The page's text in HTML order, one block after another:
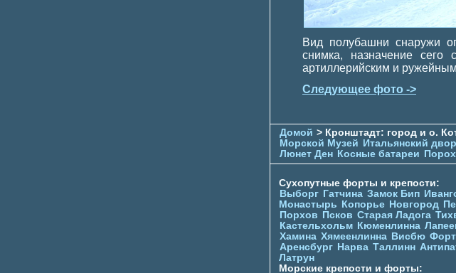
Вид полубашни снаружи
снимка, назначение сего
артиллерийским и
Следующее фото ->
Домой > Кронштадт: город и о.
Морской Музей Итальянский
Люнет Ден Косные батареи
Сухопутные форты и крепости:
Выборг Гатчина Замок Бип
Монастырь
Копорье Новгород
Порхов
Псков Старая Ладога
Кастельхольм Кюменлинна
Хамина Хямеенлинна Висбю
Аренсбург Нарва Таллинн
Латрун
Морские крепости и форты: